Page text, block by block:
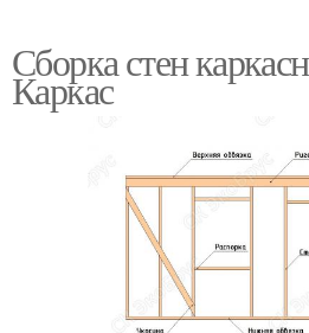
Каркасные бани
Сборка стен
Каркас